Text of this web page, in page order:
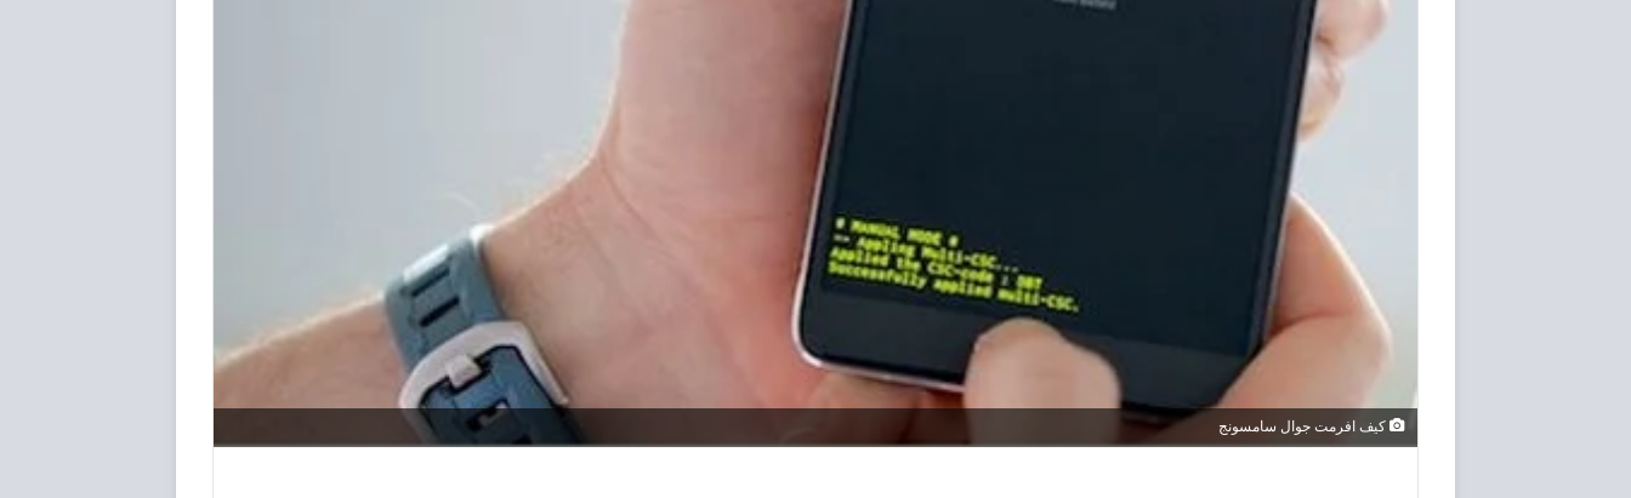
كيف افرمت جوال سامسونج